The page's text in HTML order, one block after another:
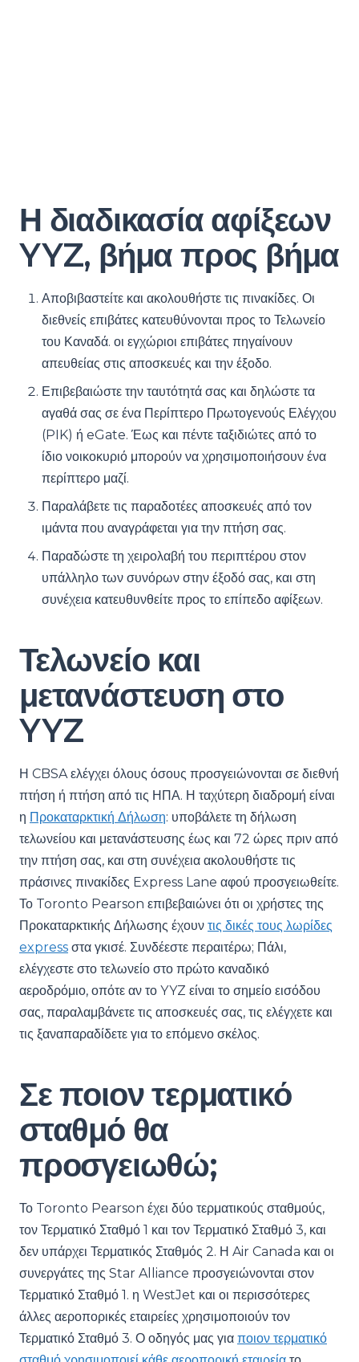
Η διαδικασία αφίξεων
YYZ, βήμα προς βήμα
Αποβιβαστείτε και ακολουθήστε τις πινακίδες. Οι
διεθνείς επιβάτες κατευθύνονται προς το Τελωνείο
του Καναδά. οι εγχώριοι επιβάτες πηγαίνουν
απευθείας στις αποσκευές και την έξοδο.
Επιβεβαιώστε την ταυτότητά σας και δηλώστε τα
αγαθά σας σε ένα Περίπτερο Πρωτογενούς Ελέγχου
(PIK) ή eGate. Έως και πέντε ταξιδιώτες από το
ίδιο νοικοκυριό μπορούν να χρησιμοποιήσουν ένα
περίπτερο μαζί.
Παραλάβετε τις παραδοτέες αποσκευές από τον
ιμάντα που αναγράφεται για την πτήση σας.
Παραδώστε τη χειρολαβή του περιπτέρου στον
υπάλληλο των συνόρων στην έξοδό σας, και στη
συνέχεια κατευθυνθείτε προς το επίπεδο αφίξεων.
Τελωνείο και
μετανάστευση στο
YYZ
Η CBSA ελέγχει όλους όσους προσγειώνονται σε διεθνή
πτήση ή πτήση από τις ΗΠΑ. Η ταχύτερη διαδρομή είναι
η Προκαταρκτική Δήλωση: υποβάλετε τη δήλωση
τελωνείου και μετανάστευσης έως και 72 ώρες πριν από
την πτήση σας, και στη συνέχεια ακολουθήστε τις
πράσινες πινακίδες Express Lane αφού προσγειωθείτε.
Το Toronto Pearson επιβεβαιώνει ότι οι χρήστες της
Προκαταρκτικής Δήλωσης έχουν τις δικές τους λωρίδες
express στα γκισέ. Συνδέεστε περαιτέρω; Πάλι,
ελέγχεστε στο τελωνείο στο πρώτο καναδικό
αεροδρόμιο, οπότε αν το YYZ είναι το σημείο εισόδου
σας, παραλαμβάνετε τις αποσκευές σας, τις ελέγχετε και
τις ξαναπαραδίδετε για το επόμενο σκέλος.
Σε ποιον τερματικό
σταθμό θα
προσγειωθώ;
Το Toronto Pearson έχει δύο τερματικούς σταθμούς,
τον Τερματικό Σταθμό 1 και τον Τερματικό Σταθμό 3, και
δεν υπάρχει Τερματικός Σταθμός 2. Η Air Canada και οι
συνεργάτες της Star Alliance προσγειώνονται στον
Τερματικό Σταθμό 1. η WestJet και οι περισσότερες
άλλες αεροπορικές εταιρείες χρησιμοποιούν τον
Τερματικό Σταθμό 3. Ο οδηγός μας για ποιον τερματικό